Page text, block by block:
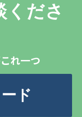
くださ
れ一つ
ド